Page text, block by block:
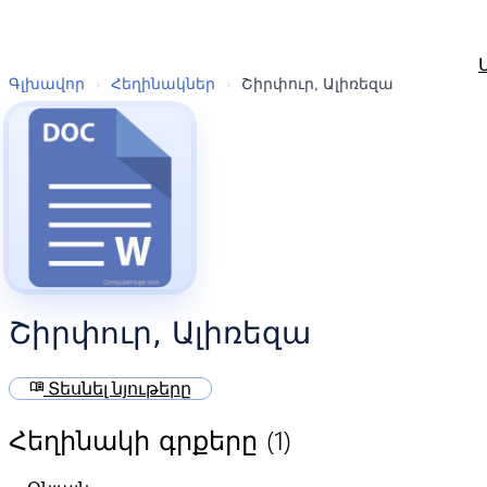
Գլխավոր › Հեղինակներ › Շիրփուր, Ալիռեզա
Շիրփուր, Ալիռեզա
menu_book Տեսնել նյութերը
Հեղինակի գրքերը (1)